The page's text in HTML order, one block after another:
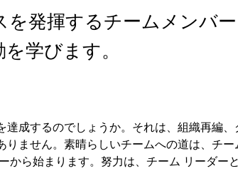
を発揮するチームメンバ
学びます。
達成するのでしょうか。それは、組織再編
ません。素晴らしいチームへの道は、チー
から始まります。努力は、チーム リーダー